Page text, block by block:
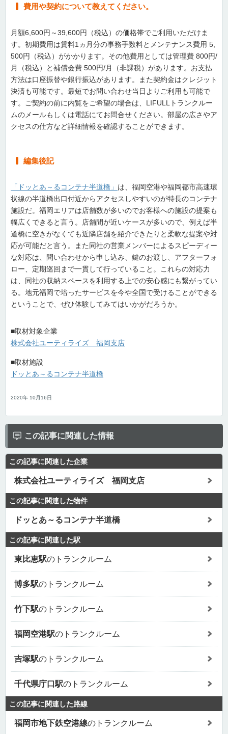
費用や契約について教えてください。
月額6,600円～39,600円（税込）の価格帯でご利用いただけま
す。初期費用は賃料1ヵ月分の事務手数料とメンテナンス費用 5,
500円（税込）がかかります。その他費用としては管理費 800円/
月（税込）と補償会費 500円/月（非課税）があります。お支払
方法は口座振替や銀行振込があります。また契約金はクレジット
決済も可能です。最短でお問い合わせ当日よりご利用も可能で
す。ご契約の前に内覧をご希望の場合は、LIFULLトランクルー
ムのメールもしくは電話にてお問合せください。部屋の広さやア
クセスの仕方など詳細情報を確認することができます。
編集後記
「ドッとあ～るコンテナ半道橋」 は、福岡空港や福岡都市高速環
状線の半道橋出口付近からアクセスしやすいのが特長のコンテナ
施設だ。福岡エリアは店舗数が多いのでお客様への施設の提案も
幅広くできると言う。店舗間が近いケースが多いので、例えば半
道橋に空きがなくても近隣店舗を紹介できたりと柔軟な提案や対
応が可能だと言う。また同社の営業メンバーによるスピーディー
な対応は、問い合わせから申し込み、鍵のお渡し、アフターフォ
ロー、定期巡回まで一貫して行っていること。これらの対応力
は、同社の収納スペースを利用する上での安心感にも繋がってい
る。地元福岡で培ったサービスを今や全国で受けることができる
ということで、ぜひ体験してみてはいかがだろうか。
■取材対象企業
株式会社ユーティライズ 福岡支店
■取材施設
ドッとあ～るコンテナ半道橋
2020年 10月16日
この記事に関連した情報
この記事に関連した企業
株式会社ユーティライズ 福岡支店
この記事に関連した物件
ドッとあ～るコンテナ半道橋
この記事に関連した駅
東比恵駅のトランクルーム
博多駅のトランクルーム
竹下駅のトランクルーム
福岡空港駅のトランクルーム
吉塚駅のトランクルーム
千代県庁口駅のトランクルーム
この記事に関連した路線
福岡市地下鉄空港線のトランクルーム